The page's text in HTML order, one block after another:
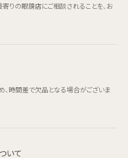
りの眼鏡店にご相談されることを、お
、時間差で欠品となる場合がございま
いて